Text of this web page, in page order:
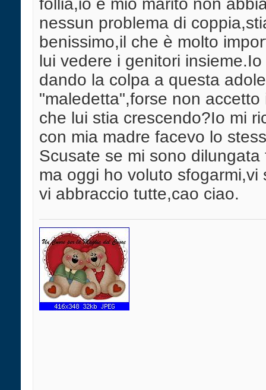
follia,io e mio marito non
nessun problema di
benissimo,il che è molto
lui vedere i genitori
dando la colpa a questa
"maledetta",forse non accetto
che lui stia crescendo?Io mi
con mia madre facevo lo
Scusate se mi sono dilungata
ma oggi ho voluto sfogarmi,vi
vi abbraccio tutte,cao ciao.